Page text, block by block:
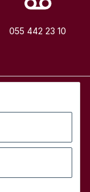
055 442 23 10